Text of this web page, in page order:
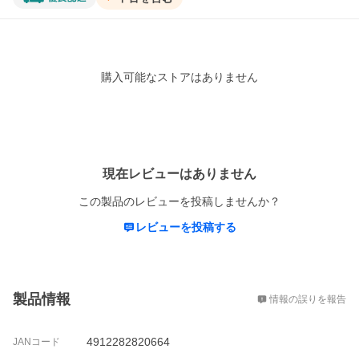
購入可能なストアはありません
現在レビューはありません
この製品のレビューを投稿しませんか？
レビューを投稿する
製品情報 情報の誤りを報告
JANコード 4912282820664